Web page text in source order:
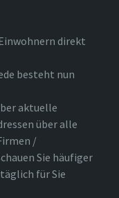
direkt
besteht nun
aktuelle
über alle
/
Sie häufiger
für Sie